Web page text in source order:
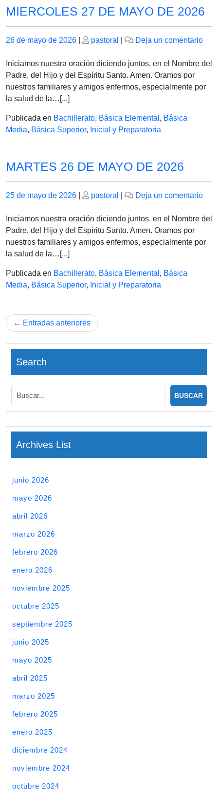
MIERCOLES 27 DE MAYO DE 2026
Publicado
26 de mayo de 2026
Publicado
pastoral Deja un comentarioen
27
Iniciamos nuestra oración diciendo juntos, en el Nombre del
Padre, del Hijo y del Espíritu Santo. Amen. Oramos por
nuestros familiares y amigos enfermos, especialmente por
la salud de la…[...]
Publicada en Bachillerato, Básica Elemental , Básica
Media, Básica Superior, Inicial y Preparatoria
MARTES 26 DE MAYO DE 2026
Publicado
25 de mayo de 2026
Publicado
pastoral Deja un comentarioen
26
Iniciamos nuestra oración diciendo juntos, en el Nombre del
Padre, del Hijo y del Espíritu Santo. Amen. Oramos por
nuestros familiares y amigos enfermos, especialmente por
la salud de la…[...]
Publicada en Bachillerato, Básica Elemental , Básica
Media, Básica Superior, Inicial y Preparatoria
Navegación
de
entradas
Entradas anteriores
Search
Archives List
junio 2026
mayo 2026
abril 2026
marzo 2026
febrero 2026
enero 2026
noviembre 2025
octubre 2025
septiembre 2025
junio 2025
mayo 2025
abril 2025
marzo 2025
febrero 2025
enero 2025
diciembre 2024
noviembre 2024
octubre 2024